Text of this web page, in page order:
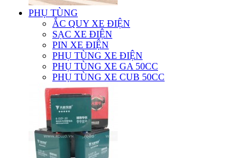
PHỤ TÙNG
ẮC QUY XE ĐIỆN
SẠC XE ĐIỆN
PIN XE ĐIỆN
PHỤ TÙNG XE ĐIỆN
PHỤ TÙNG XE GA 50CC
PHỤ TÙNG XE CUB 50CC